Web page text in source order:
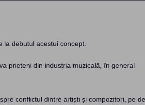
la debutul acestui concept.
prieteni din industria muzicală, în general
conflictul dintre artiști și compozitori, pe de